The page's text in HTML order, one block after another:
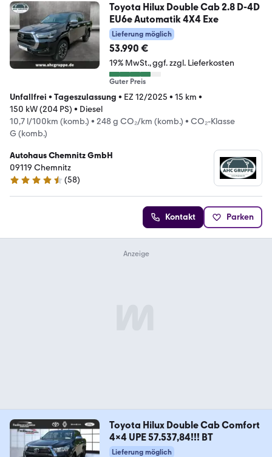
Toyota Hilux Double Cab 2.8 D-4D
EU6e Automatik 4X4 Exe
Lieferung möglich
53.990 €
19% MwSt. ggf. zzgl. Lieferkosten
Guter Preis
Unfallfrei • Tageszulassung • EZ 12/2025 • 15 km •
150 kW (204 PS) • Diesel
10,7 l/100km (komb.) • 248 g CO₂/km (komb.) • CO₂-Klasse
G (komb.)
Autohaus Chemnitz GmbH
09119 Chemnitz
4.3 Sterne
(58)
Kontakt Parken
Toyota Hilux Double Cab Comfort
4x4 UPE 57.537,84!!! BT
Lieferung möglich